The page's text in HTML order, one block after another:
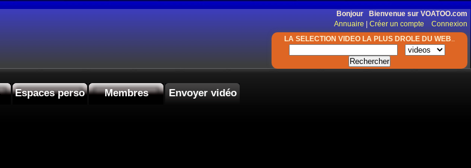
Bonjour Bienvenue sur VOATOO.com
Annuaire
Créer un compte
Connexion
LA SELECTION VIDEO LA PLUS DROLE DU WEB..
Espaces perso Membres Envoyer vidéo